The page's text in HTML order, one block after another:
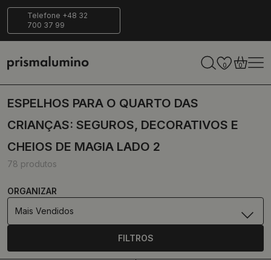
Telefone +48 32
700 37 99
Entrega
segura
Ecológico
0 0
ESPELHOS PARA O QUARTO DAS
CRIANÇAS: SEGUROS, DECORATIVOS E
CHEIOS DE MAGIA LADO 2
78 produtos
ORGANIZAR
Mais Vendidos
FILTROS